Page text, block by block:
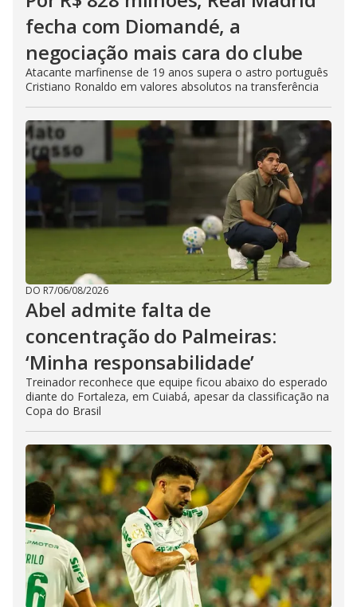
fecha com Diomandé, a
negociação mais cara do clube
Atacante marfinense de 19 anos supera o astro português
Cristiano Ronaldo em valores absolutos na transferência
DO R7/06/08/2026
Abel admite falta de
concentração do Palmeiras:
‘Minha responsabilidade’
Treinador reconhece que equipe ficou abaixo do esperado
diante do Fortaleza, em Cuiabá, apesar da classificação na
Copa do Brasil